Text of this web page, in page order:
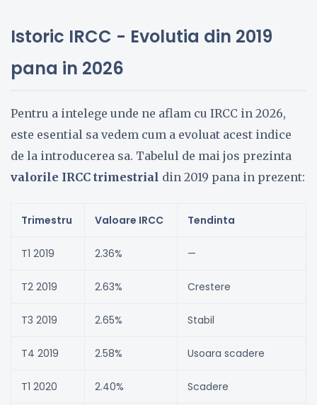
Istoric IRCC - Evolutia din 2019
pana in 2026
Pentru a intelege unde ne aflam cu IRCC in 2026,
este esential sa vedem cum a evoluat acest indice
de la introducerea sa. Tabelul de mai jos prezinta
valorile IRCC trimestrial din 2019 pana in prezent:
Trimestru Valoare IRCC Tendinta
T1 2019 2.36% —
T2 2019 2.63% Crestere
T3 2019 2.65% Stabil
T4 2019 2.58% Usoara scadere
T1 2020 2.40% Scadere